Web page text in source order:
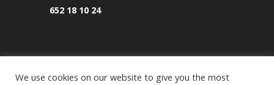
652 18 10 24
We use cookies on our website to give you the most